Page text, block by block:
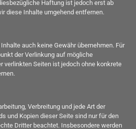
Haftung ist jedoch erst ab
diese Inhalte umgehend entfernen.
auch keine Gewähr übernehmen. Für
der Verlinkung auf mögliche
verlinkten Seiten ist jedoch ohne konkrete
Verbreitung und jede Art der
und Kopien dieser Seite sind nur für den
Dritter beachtet. Insbesondere werden